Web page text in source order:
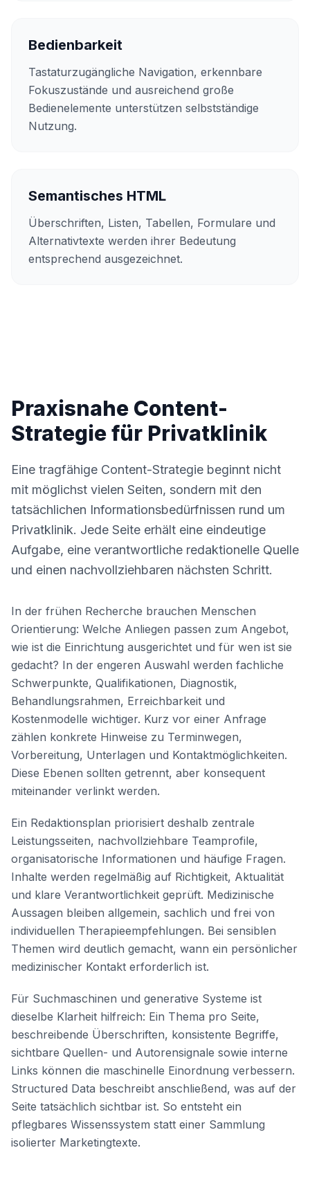
Bedienbarkeit
Tastaturzugängliche Navigation, erkennbare
Fokuszustände und ausreichend große
Bedienelemente unterstützen selbstständige
Nutzung.
Semantisches HTML
Überschriften, Listen, Tabellen, Formulare und
Alternativtexte werden ihrer Bedeutung
entsprechend ausgezeichnet.
Praxisnahe Content-
Strategie für Privatklinik
Eine tragfähige Content-Strategie beginnt nicht
mit möglichst vielen Seiten, sondern mit den
tatsächlichen Informationsbedürfnissen rund um
Privatklinik. Jede Seite erhält eine eindeutige
Aufgabe, eine verantwortliche redaktionelle Quelle
und einen nachvollziehbaren nächsten Schritt.
In der frühen Recherche brauchen Menschen
Orientierung: Welche Anliegen passen zum Angebot,
wie ist die Einrichtung ausgerichtet und für wen ist sie
gedacht? In der engeren Auswahl werden fachliche
Schwerpunkte, Qualifikationen, Diagnostik,
Behandlungsrahmen, Erreichbarkeit und
Kostenmodelle wichtiger. Kurz vor einer Anfrage
zählen konkrete Hinweise zu Terminwegen,
Vorbereitung, Unterlagen und Kontaktmöglichkeiten.
Diese Ebenen sollten getrennt, aber konsequent
miteinander verlinkt werden.
Ein Redaktionsplan priorisiert deshalb zentrale
Leistungsseiten, nachvollziehbare Teamprofile,
organisatorische Informationen und häufige Fragen.
Inhalte werden regelmäßig auf Richtigkeit, Aktualität
und klare Verantwortlichkeit geprüft. Medizinische
Aussagen bleiben allgemein, sachlich und frei von
individuellen Therapieempfehlungen. Bei sensiblen
Themen wird deutlich gemacht, wann ein persönlicher
medizinischer Kontakt erforderlich ist.
Für Suchmaschinen und generative Systeme ist
dieselbe Klarheit hilfreich: Ein Thema pro Seite,
beschreibende Überschriften, konsistente Begriffe,
sichtbare Quellen- und Autorensignale sowie interne
Links können die maschinelle Einordnung verbessern.
Structured Data beschreibt anschließend, was auf der
Seite tatsächlich sichtbar ist. So entsteht ein
pflegbares Wissenssystem statt einer Sammlung
isolierter Marketingtexte.